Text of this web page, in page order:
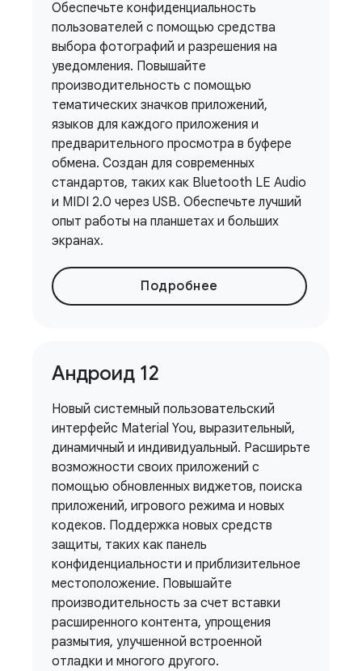
Обеспечьте конфиденциальность
пользователей с помощью средства
выбора фотографий и разрешения на
уведомления. Повышайте
производительность с помощью
тематических значков приложений,
языков для каждого приложения и
предварительного просмотра в буфере
обмена. Создан для современных
стандартов, таких как Bluetooth LE Audio
и MIDI 2.0 через USB. Обеспечьте лучший
опыт работы на планшетах и ​​больших
экранах.
Подробнее
Андроид 12
Новый системный пользовательский
интерфейс Material You, выразительный,
динамичный и индивидуальный. Расширьте
возможности своих приложений с
помощью обновленных виджетов, поиска
приложений, игрового режима и новых
кодеков. Поддержка новых средств
защиты, таких как панель
конфиденциальности и приблизительное
местоположение. Повышайте
производительность за счет вставки
расширенного контента, упрощения
размытия, улучшенной встроенной
отладки и многого другого.